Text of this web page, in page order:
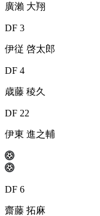
廣瀨 大翔
DF 3
伊従 啓太郎
DF 4
歳藤 稜久
DF 22
伊東 進之輔
DF 6
齋藤 拓麻